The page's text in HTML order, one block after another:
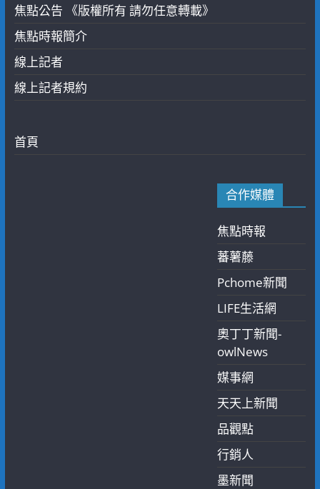
焦點公告 《版權所有 請勿任意轉載》
焦點時報簡介
線上記者
線上記者規約
首頁
合作媒體
焦點時報
蕃薯藤
Pchome新聞
LIFE生活網
奧丁丁新聞-
owlNews
媒事網
天天上新聞
品觀點
行銷人
墨新聞